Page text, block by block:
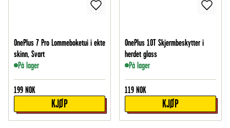
OnePlus 7 Pro Lommeboketui i ekte
skinn, Svart
På lager
199 NOK
KJØP
OnePlus 10T Skjermbeskytter i
herdet glass
På lager
119 NOK
KJØP